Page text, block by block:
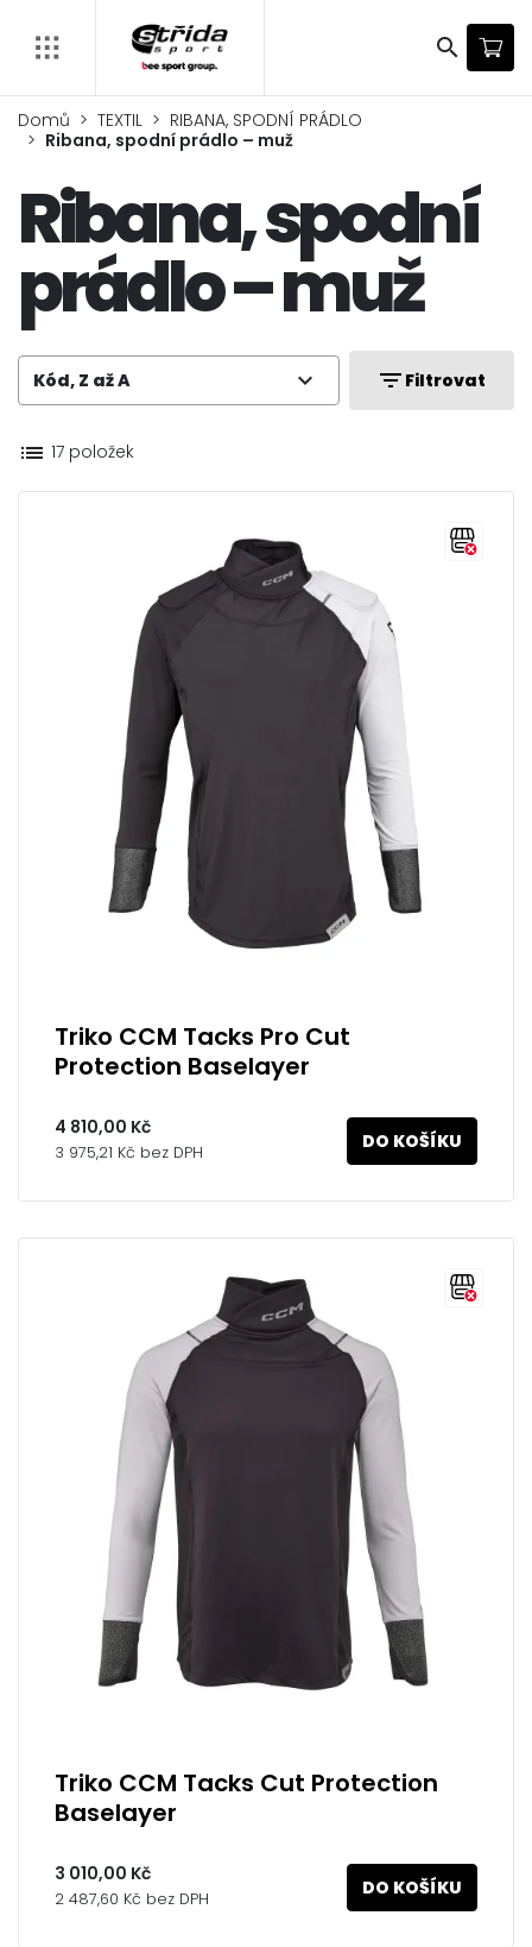
search
Domů TEXTIL
RIBANA, SPODNÍ PRÁDLO
Ribana, spodní prádlo – muž
Ribana, spodní
prádlo – muž
Kód, Z až A expand_more filter_list Filtrovat
list 17 položek
Triko CCM Tacks Pro Cut
Protection Baselayer
4 810,00 Kč
3 975,21 Kč bez DPH DO KOŠÍKU
Triko CCM Tacks Cut Protection
Baselayer
3 010,00 Kč
2 487,60 Kč bez DPH DO KOŠÍKU